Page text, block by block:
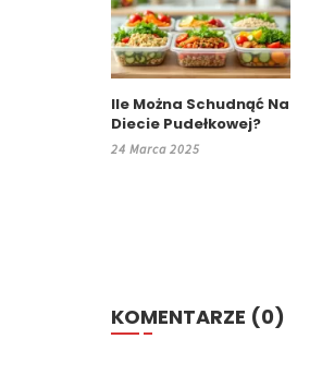
Ile Można Schudnąć Na
Diecie Pudełkowej?
24 Marca 2025
KOMENTARZE (0)